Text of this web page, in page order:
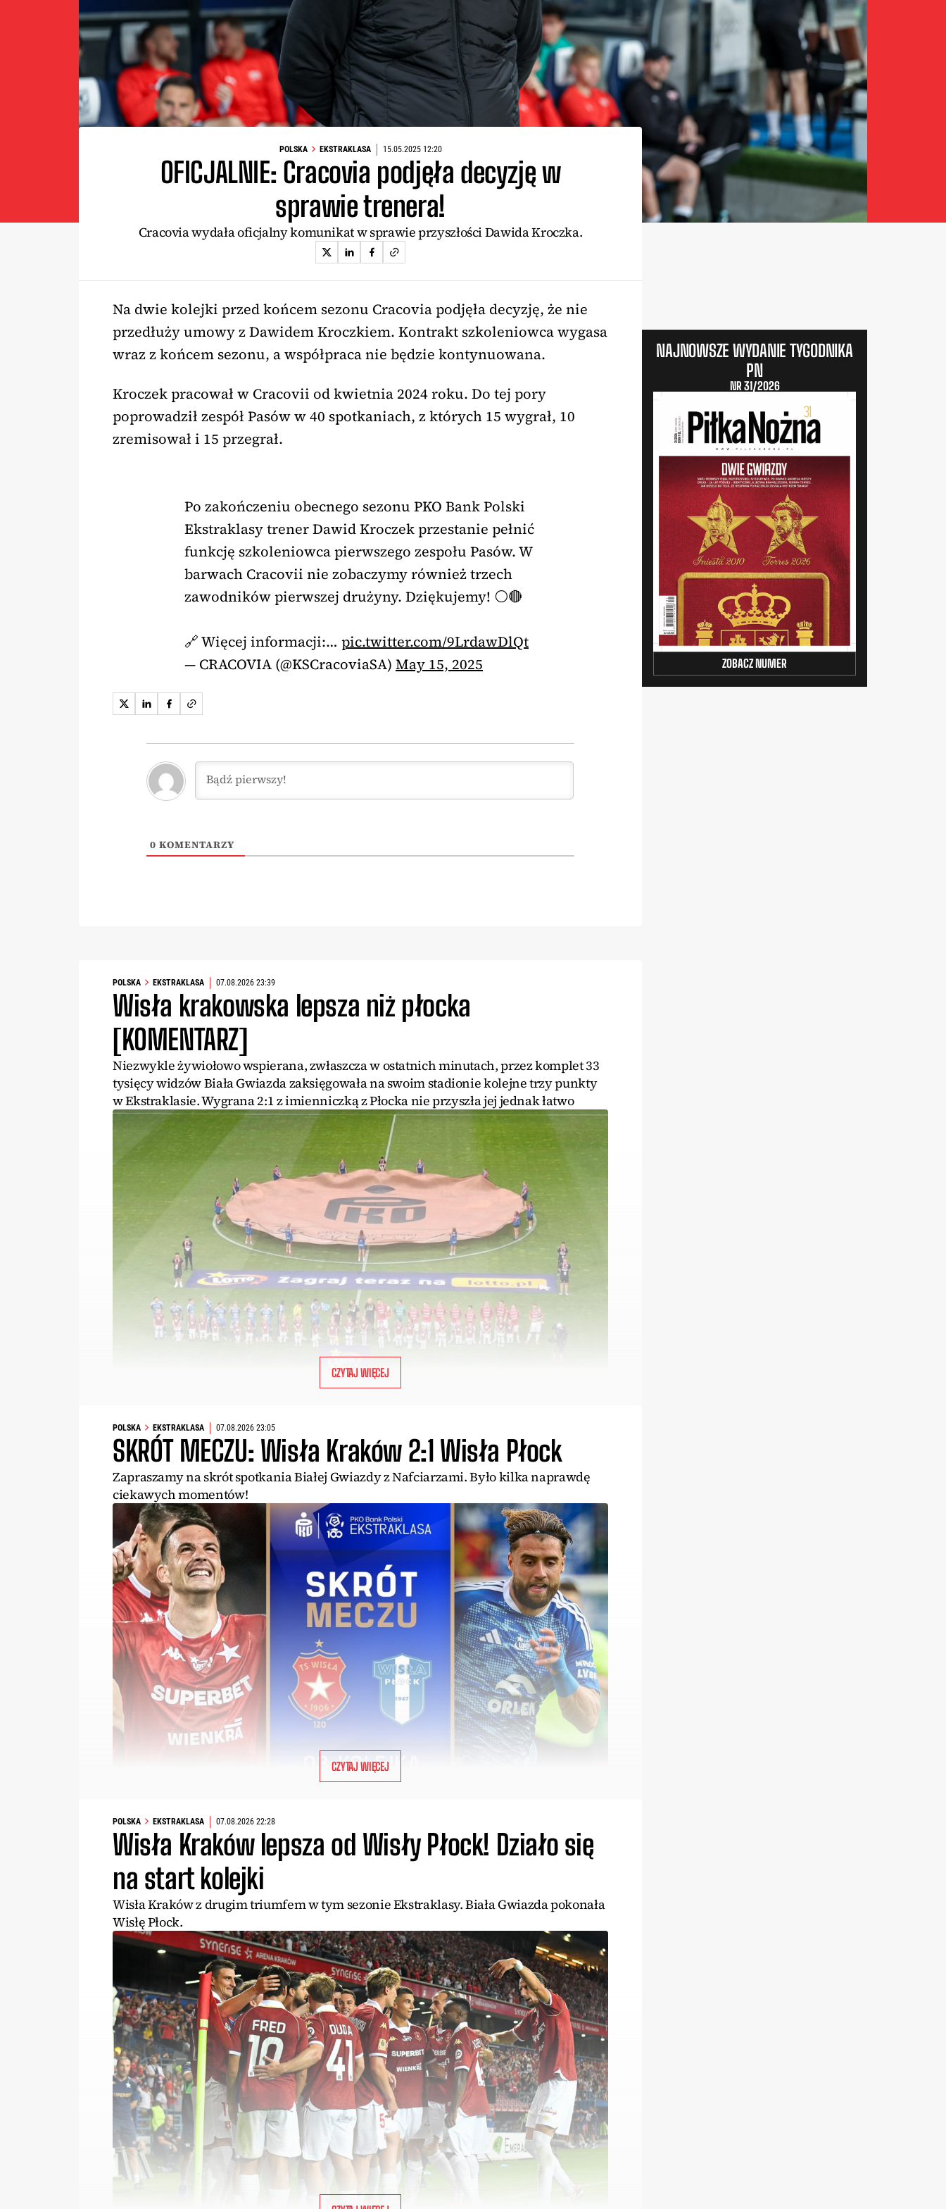
POLSKA EKSTRAKLASA 15.05.2025 12:20
OFICJALNIE: Cracovia podjęła decyzję w
sprawie trenera!
Cracovia wydała oficjalny komunikat w sprawie przyszłości Dawida Kroczka.
Na dwie kolejki przed końcem sezonu Cracovia podjęła decyzję, że nie
przedłuży umowy z Dawidem Kroczkiem. Kontrakt szkoleniowca wygasa
wraz z końcem sezonu, a współpraca nie będzie kontynuowana.
Kroczek pracował w Cracovii od kwietnia 2024 roku. Do tej pory
poprowadził zespół Pasów w 40 spotkaniach, z których 15 wygrał, 10
zremisował i 15 przegrał.
Po zakończeniu obecnego sezonu PKO Bank Polski
Ekstraklasy trener Dawid Kroczek przestanie pełnić
funkcję szkoleniowca pierwszego zespołu Pasów. W
barwach Cracovii nie zobaczymy również trzech
zawodników pierwszej drużyny. Dziękujemy! ⚪️🔴
🔗 Więcej informacji:… pic.twitter.com/9LrdawDlQt
— CRACOVIA (@KSCracoviaSA) May 15, 2025
0 KOMENTARZY
NAJNOWSZE WYDANIE TYGODNIKA
PN
NR 31/2026
ZOBACZ NUMER
POLSKA EKSTRAKLASA 07.08.2026 23:39
Wisła krakowska lepsza niż płocka
[KOMENTARZ]
Niezwykle żywiołowo wspierana, zwłaszcza w ostatnich minutach, przez komplet 33
tysięcy widzów Biała Gwiazda zaksięgowała na swoim stadionie kolejne trzy punkty
w Ekstraklasie. Wygrana 2:1 z imienniczką z Płocka nie przyszła jej jednak łatwo
CZYTAJ WIĘCEJ
POLSKA EKSTRAKLASA 07.08.2026 23:05
SKRÓT MECZU: Wisła Kraków 2:1 Wisła Płock
Zapraszamy na skrót spotkania Białej Gwiazdy z Nafciarzami. Było kilka naprawdę
ciekawych momentów!
CZYTAJ WIĘCEJ
POLSKA EKSTRAKLASA 07.08.2026 22:28
Wisła Kraków lepsza od Wisły Płock! Działo się
na start kolejki
Wisła Kraków z drugim triumfem w tym sezonie Ekstraklasy. Biała Gwiazda pokonała
Wisłę Płock.